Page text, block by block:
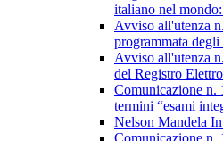
italiano nel
Avviso all'utenza
programmata
Avviso all'utenza
del Registro
Comunicazione n.
termini “esami
Nelson Mandela